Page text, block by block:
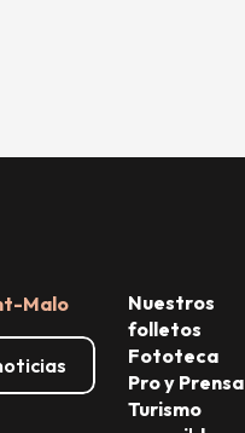
Malo
Nuestros
folletos
Fototeca
Pro y Prensa
Turismo